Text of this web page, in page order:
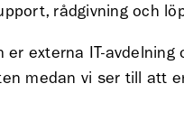
rådgivning och
er externa IT-
medan vi ser till att